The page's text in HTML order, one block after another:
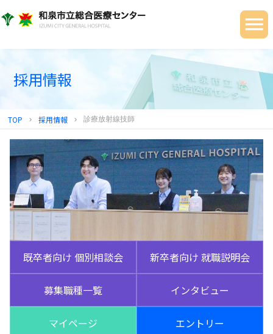
地域連携センター
採用情報
採用情報
TOP chevron_right 採用情報 chevron_right 診療放射線技師
既卒者向け 個別相談会 新卒者向け 就職説明会
募集職種一覧 インタビュー
マイページ エントリー